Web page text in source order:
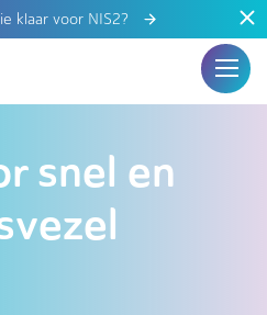
klaar voor NIS2?
snel en